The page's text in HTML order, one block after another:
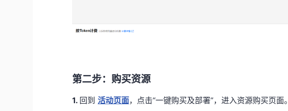
第二步： 购买资源
1. 回到活动页面，点击“一键购买及部署”，进入资源购买页面。